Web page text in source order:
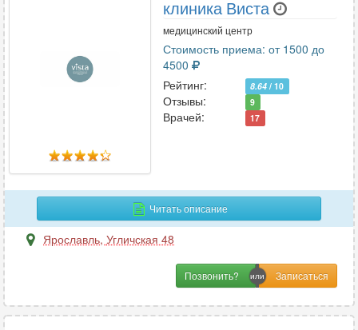
клиника Виста
медицинский центр
Стоимость приема: от 1500 до
4500
Рейтинг:
8.64 / 10
Отзывы: 9
Врачей: 17
Читать описание
Ярославль, Угличская 48
Позвонить?